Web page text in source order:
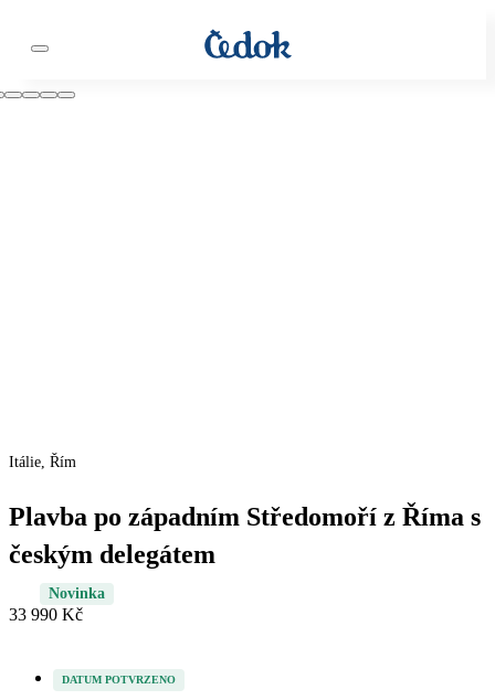
Itálie, Řím
Plavba po západním Středomoří z Říma s
českým delegátem
Novinka
33 990 Kč
DATUM POTVRZENO